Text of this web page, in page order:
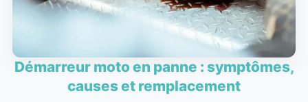
Démarreur moto en panne : symptômes,
causes et remplacement